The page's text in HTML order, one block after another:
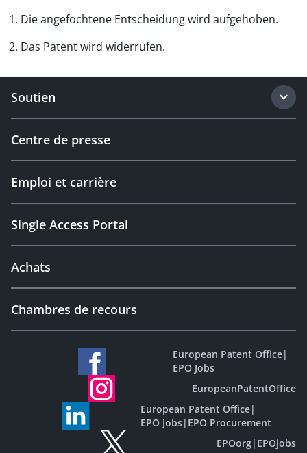
1. Die angefochtene Entscheidung wird aufgehoben.
2. Das Patent wird widerrufen.
Soutien
Centre de presse
Emploi et carrière
Single Access Portal
Achats
Chambres de recours
European Patent Office|
EPO Jobs
EuropeanPatentOffice
European Patent Office|
EPO Jobs| EPO Procurement
EPOorg| EPOjobs